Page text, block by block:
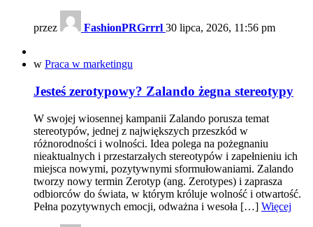
przez FashionPRGrrrl 30 lipca, 2026, 11:56 pm
w Praca w marketingu
Jesteś zerotypowy? Zalando żegna stereotypy
W swojej wiosennej kampanii Zalando porusza temat
stereotypów, jednej z największych przeszkód w
różnorodności i wolności. Idea polega na pożegnaniu
nieaktualnych i przestarzałych stereotypów i zapełnieniu ich
miejsca nowymi, pozytywnymi sformułowaniami. Zalando
tworzy nowy termin Zerotyp (ang. Zerotypes) i zaprasza
odbiorców do świata, w którym króluje wolność i otwartość.
Pełna pozytywnych emocji, odważna i wesoła […] Więcej